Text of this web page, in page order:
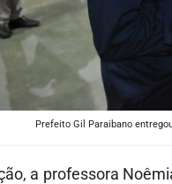
Prefeito Gil Paraibano
a professora